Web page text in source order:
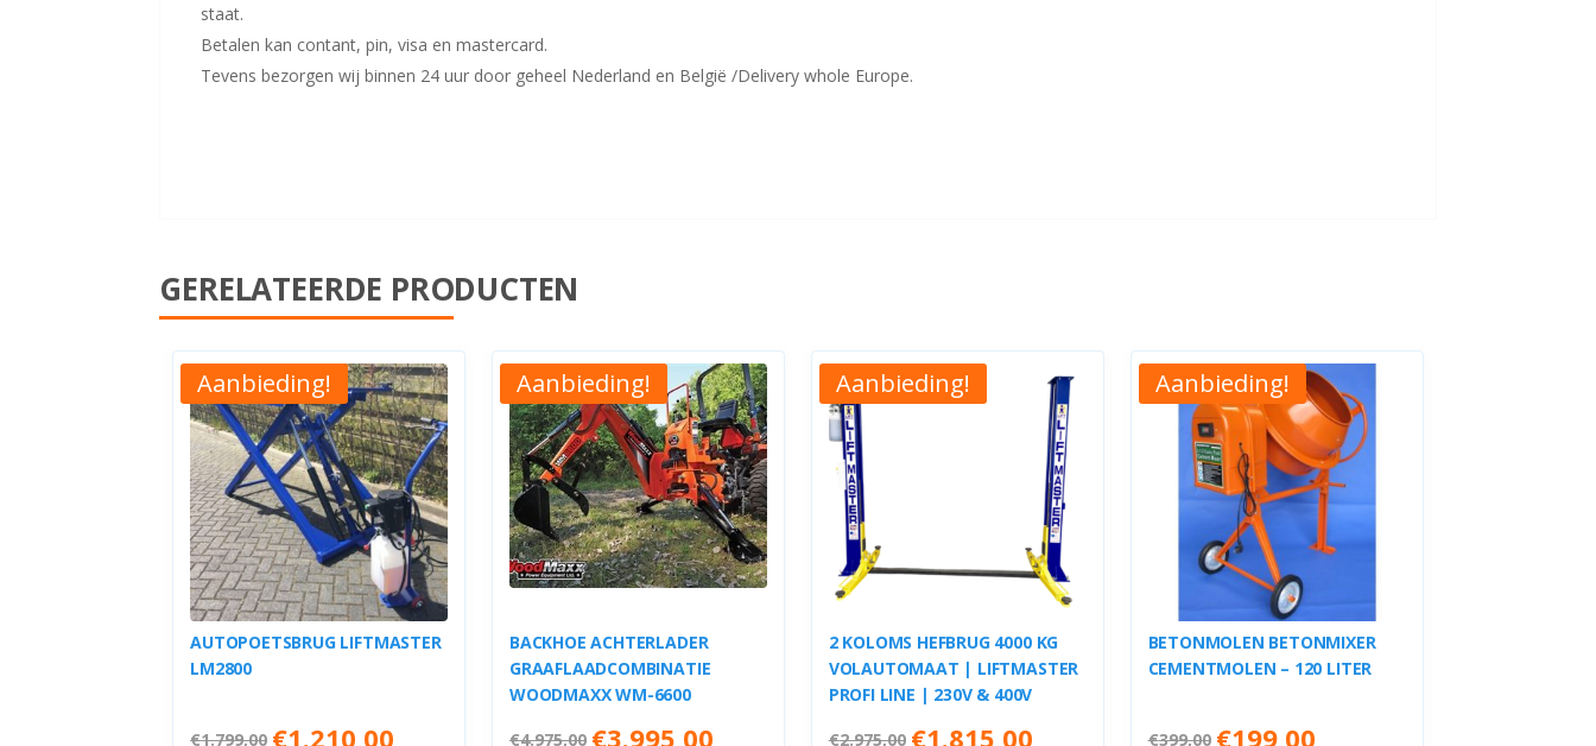
staat.
Betalen kan contant, pin, visa en mastercard.
Tevens bezorgen wij binnen 24 uur door geheel Nederland en België /Delivery whole Europe.
GERELATEERDE PRODUCTEN
Aanbieding!
AUTOPOETSBRUG LIFTMASTER
LM2800
€1.799,00 Oorspronkelijke
€1.210,00
Aanbieding!
BACKHOE ACHTERLADER
GRAAFLAADCOMBINATIE
WOODMAXX WM-6600
€4.975,00 Oorspronkelijke
€3.995,00Huidige
Aanbieding!
2 KOLOMS HEFBRUG 4000 KG
VOLAUTOMAAT | LIFTMASTER
PROFI LINE | 230V & 400V
€2.975,00 Oorspronkelijke
€1.815,00Huidige
Aanbieding!
BETONMOLEN BETONMIXER
CEMENTMOLEN – 120 LITER
€399,00 Oorspronkelijke
€199,00Huidige